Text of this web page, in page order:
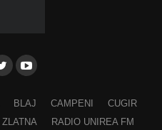
BLAJ CAMPENI
CUGIR
ZLATNA RADIO UNIREA FM